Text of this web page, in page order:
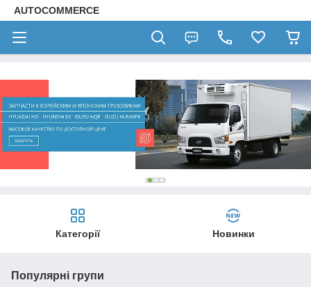
AUTOCOMMERCE
Категорії Новинки
Популярні групи